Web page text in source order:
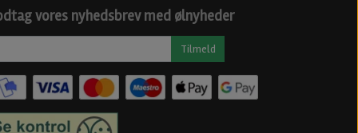
vores nyhedsbrev med ølnyheder
Tilmeld